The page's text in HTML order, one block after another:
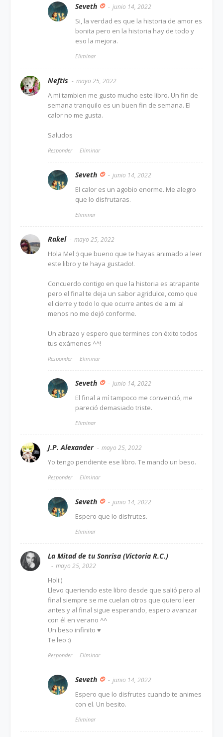
Seveth junio 14, 2022
Si, la verdad es que la historia de amor es
bonita pero en la historia hay de todo y
eso la mejora.
Eliminar
Neftis mayo 25, 2022
A mi tambien me gusto mucho este libro. Un fin de
semana tranquilo es un buen fin de semana. El
calor no me gusta.
Saludos
Responder Eliminar
Seveth junio 14, 2022
El calor es un agobio enorme. Me alegro
que lo disfrutaras.
Eliminar
Rakel mayo 25, 2022
Hola Mel :) que bueno que te hayas animado a leer
este libro y te haya gustado!.
Concuerdo contigo en que la historia es atrapante
pero el final te deja un sabor agridulce, como que
el cierre y todo lo que ocurre antes de a mi al
menos no me dejó conforme.
Un abrazo y espero que termines con éxito todos
tus exámenes ^^!
Responder Eliminar
Seveth junio 14, 2022
El final a mí tampoco me convenció, me
pareció demasiado triste.
Eliminar
J.P. Alexander mayo 25, 2022
Yo tengo pendiente ese libro. Te mando un beso.
Responder Eliminar
Seveth junio 14, 2022
Espero que lo disfrutes.
Eliminar
La Mitad de tu Sonrisa (Victoria R.C.)
mayo 25, 2022
Holi:)
Llevo queriendo este libro desde que salió pero al
final siempre se me cuelan otros que quiero leer
antes y al final sigue esperando, espero avanzar
con él en verano ^^
Un beso infinito ♥
Te leo :)
Responder Eliminar
Seveth junio 14, 2022
Espero que lo disfrutes cuando te animes
con el. Un besito.
Eliminar